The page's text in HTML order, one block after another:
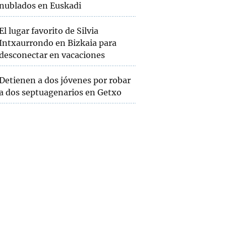
en Euskadi
lugar favorito de Silvia
en Bizkaia para
en vacaciones
a dos jóvenes por robar
dos septuagenarios en Getxo